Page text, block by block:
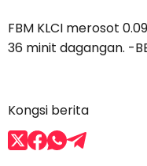
FBM KLCI merosot
36 minit dagangan. -
Kongsi berita